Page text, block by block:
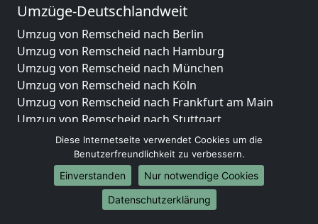
Umzüge-Deutschlandweit
Umzug von Remscheid nach Berlin
Umzug von Remscheid nach Hamburg
Umzug von Remscheid nach München
Umzug von Remscheid nach Köln
Umzug von Remscheid nach Frankfurt am Main
Umzug von Remscheid nach Stuttgart
Umzug von Remscheid nach Düsseldorf
Umzug von Remscheid nach Leipzig
Umzug von Remscheid nach Dortmund
Umzug von Remscheid nach Essen
Umzug von Remscheid nach Bremen
Diese Internetseite verwendet Cookies um die
Benutzerfreundlichkeit zu verbessern.
Einverstanden
Nur notwendige Cookies
Datenschutzerklärung